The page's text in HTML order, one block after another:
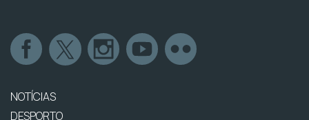
NOTÍCIAS
DESPORTO